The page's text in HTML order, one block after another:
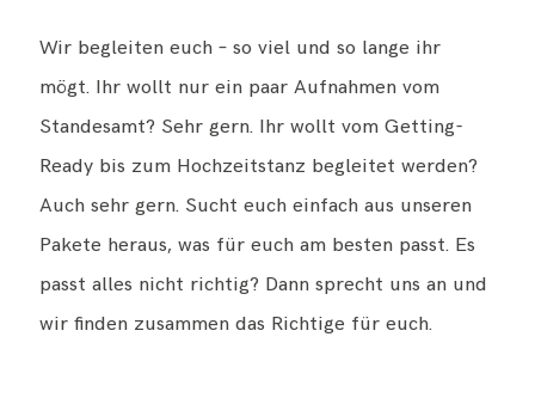
Wir begleiten euch – so viel und so lange ihr
mögt. Ihr wollt nur ein paar Aufnahmen vom
Standesamt? Sehr gern. Ihr wollt vom Getting-
Ready bis zum Hochzeitstanz begleitet werden?
Auch sehr gern. Sucht euch einfach aus unseren
Pakete heraus, was für euch am besten passt. Es
passt alles nicht richtig? Dann sprecht uns an und
wir finden zusammen das Richtige für euch.